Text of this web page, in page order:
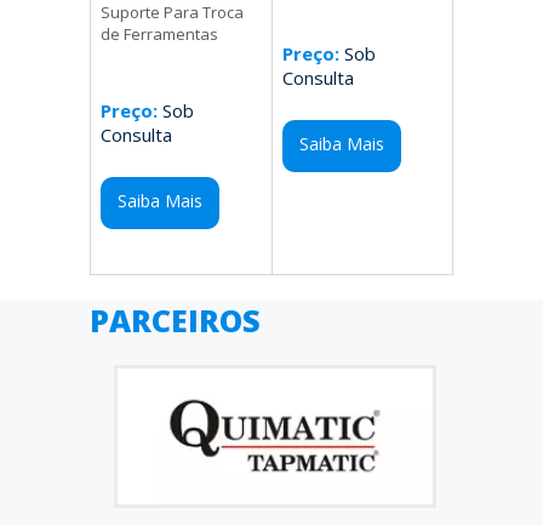
Suporte Para Troca
de Ferramentas
Preço: Sob
Consulta
Saiba Mais
Preço:Sob
Consulta
Saiba Mais
PARCEIROS